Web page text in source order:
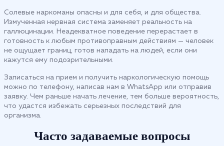
Солевые наркоманы опасны и для себя, и для общества.
Измученная нервная система заменяет реальность на
галлюцинации. Неадекватное поведение перерастает в
готовность к любым противоправным действиям — человек
не ощущает границ, готов нападать на людей, если они
кажутся ему подозрительными.
Записаться на прием и получить наркологическую помощь
можно по телефону, написав нам в WhatsApp или отправив
заявку. Чем раньше начать лечение, тем больше вероятность,
что удастся избежать серьезных последствий для
организма.
Часто задаваемые вопросы